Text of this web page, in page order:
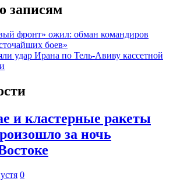
записям
фронт» ожил: обман командиров
боев»
удар Ирана по Тель-Авиву кассетной
и кластерные ракеты
за ночь
0